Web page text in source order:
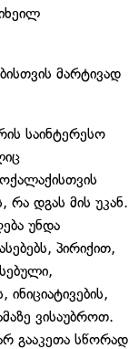
მარტივად
საინტერესო
რა დგას მის უკან.
უნდა
პირიქით,
ვისაუბროთ.
გააკეთა სწორად